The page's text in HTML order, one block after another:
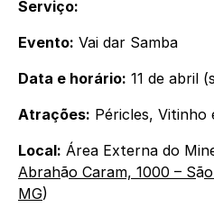
Serviço:
Evento: Vai dar Samba
Data e horário: 11 de abril
Atrações: Péricles, Vitinho
Local: Área Externa do
Abrahão Caram, 1000 – Sã
MG)